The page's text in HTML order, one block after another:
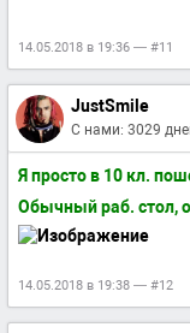
14.05.2018 в 19:36 — #11
JustSmile
С нами: 3029
Я просто в 10 кл.
Обычный раб. стол,
14.05.2018 в 19:38 — #12